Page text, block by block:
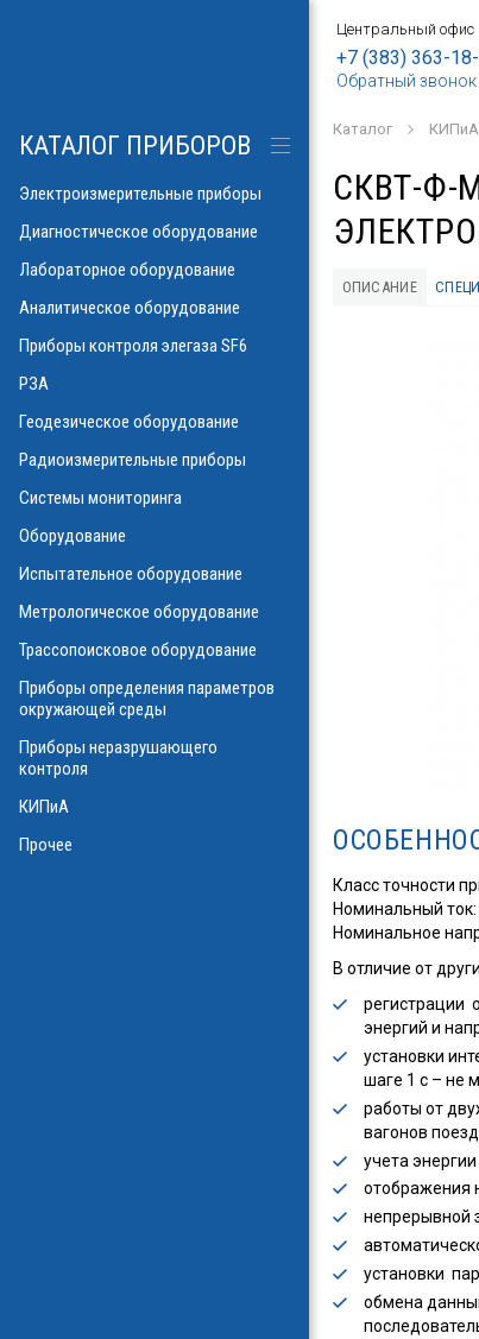
Центральный офис
+7 (383) 363-
Обратный звонок
Каталог КИПиА
СКВТ-Ф-
ОПИСАНИЕ
Класс точности
Номинальный
Номинальное
В отличие от
регистрации
энергий и
установки
шаге 1 с – не
работы от
вагонов
учета
отображения
непрерывной
установки
обмена
КАТАЛОГ ПРИБОРОВ
Электроизмерительные приборы
Диагностическое оборудование
Лабораторное оборудование
Аналитическое оборудование
Приборы контроля элегаза SF6
РЗА
Геодезическое оборудование
Радиоизмерительные приборы
Системы мониторинга
Оборудование
Испытательное оборудование
Метрологическое оборудование
Трассопоисковое оборудование
Приборы определения параметров
окружающей среды
Приборы неразрушающего
контроля
КИПиА
Прочее
ноль
УФ)
инверсионной
элегаза
потерь\
и влажности
газов в масле
оборудования
масле
линий
потоков
физических
РПН